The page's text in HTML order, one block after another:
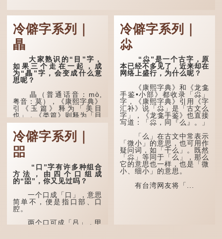
冷僻字系列｜
瞐
大家熟识的“目”字，
如果三个走在一起，成
为“瞐”字，会变成什么意
思呢？
瞐（普通话音：mò,
粤音：莫），《康熙字典》
引《玉篇》释为「美目
也」，《类篇》则释为「目
深也」，即美丽的眼睛、目
光深邃的意思。
多年前，苹果手机推出
iPhone12时，曾宣传它的
镜头有专业的计算摄影功
能，便用上「瞐」这个字，
表达iPhone12有由8位提
升至10位HDR视频拍摄功
能，能自动进...
冷僻字系列｜
㗊
“口”字有许多种组合
方法，由四个口组成
的“㗊”，你又见过吗？
一个口成「口」，意思
简单不，便是指口部、口
腔。
两个口可成「吕」，甲
冷僻字系列｜
尛
“尛”是一个古字，原
本已经不多见了，近来却在
网络上盛行，为什么呢？
《康熙字典》和《龙龛
手鉴•小部》都收录「尛」
字，《康熙字典》引用《字
汇补》说「尛」是「古文么
字」，《龙龛手鉴》也直接
写道：「尛，同『么』。」
「么」在古文中常表示
「微小」的意思，也可用作
疑问词，如「干么」。既然
「尛」等同于「么」，那么
它的意思也一样，也是「微
小、细小」的意思。
有台湾网友将「...